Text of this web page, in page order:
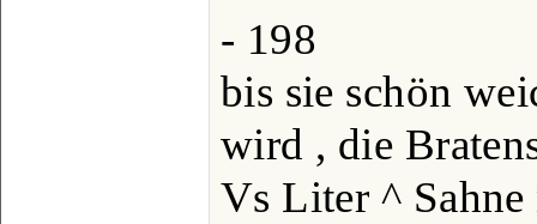
- 198
bis sie schön
wird , die
Vs Liter ^